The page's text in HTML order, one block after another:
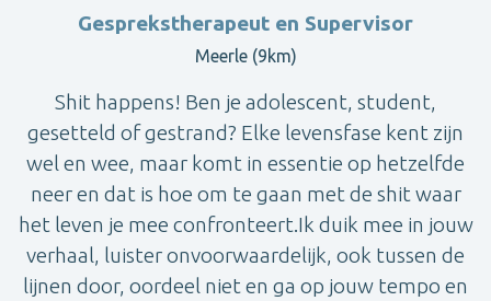
Gesprekstherapeut en Supervisor
Meerle (9km)
Shit happens! Ben je adolescent, student,
gesetteld of gestrand? Elke levensfase kent zijn
wel en wee, maar komt in essentie op hetzelfde
neer en dat is hoe om te gaan met de shit waar
het leven je mee confronteert.Ik duik mee in jouw
verhaal, luister onvoorwaardelijk, ook tussen de
lijnen door, oordeel niet en ga op jouw tempo en